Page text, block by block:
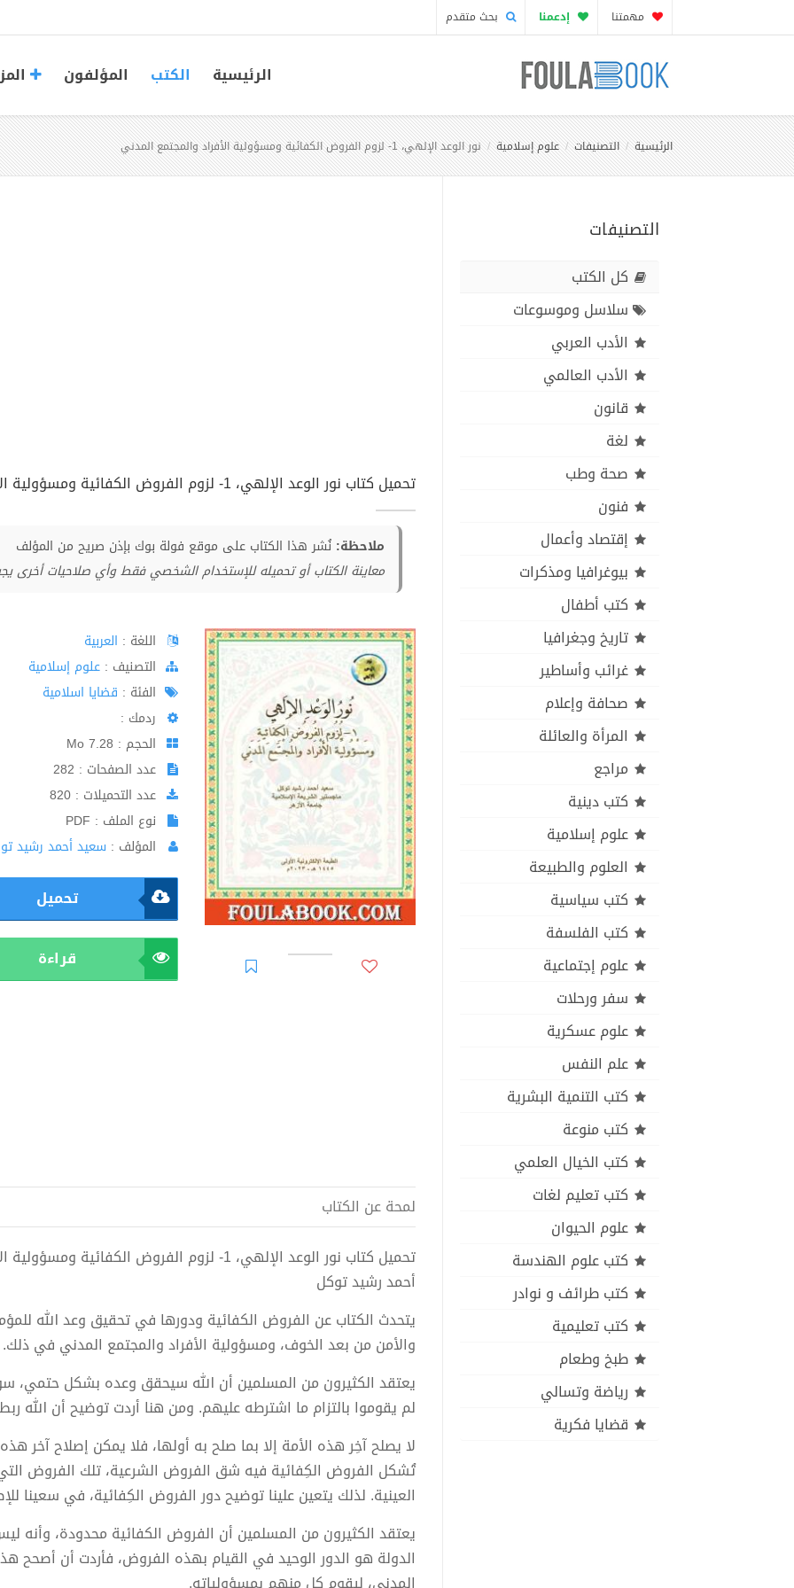
مهمتنا إدعمنا بحث متقدم
الرئيسية الكتب المؤلفون
الرئيسية التصنيفات علوم إسلامية نور الوعد الإلهي، 1- لزوم الفروض الكفائية ومسؤولية الأفراد والمجتمع المدني
التصنيفات
كل الكتب
سلاسل وموسوعات
الأدب العربي
الأدب العالمي
قانون
لغة
صحة وطب
فنون
إقتصاد وأعمال
بيوغرافيا ومذكرات
كتب أطفال
تاريخ وجغرافيا
غرائب وأساطير
صحافة وإعلام
المرأة والعائلة
مراجع
كتب دينية
علوم إسلامية
العلوم والطبيعة
كتب سياسية
كتب الفلسفة
علوم إجتماعية
سفر ورحلات
علوم عسكرية
علم النفس
كتب التنمية البشرية
كتب منوعة
كتب الخيال العلمي
كتب تعليم لغات
علوم الحيوان
كتب علوم الهندسة
كتب طرائف و نوادر
كتب تعليمية
طبخ وطعام
رياضة وتسالي
قضايا فكرية
تحميل كتاب نور الوعد الإلهي، 1- لزوم الفروض الكفائية ومسؤولية الأفراد والمجتمع المدني pdf
ملاحظة: نُشر هذا الكتاب على موقع فولة بوك بإذن صريح من المؤلف
معاينة الكتاب أو تحميله للإستخدام الشخصي فقط وأي صلاحيات أخرى
اللغة : العربية
اﻟﺘﺼﻨﻴﻒ : علوم إسلامية
الفئة : قضايا اسلامية
ردمك :
الحجم : 7.28 Mo
عدد الصفحات : 282
عدد التحميلات : 820
نوع الملف : PDF
المؤلف : سعيد أحمد رشيد
تحميل
قراءة
لمحة عن الكتاب
أحمد رشيد توكل
يتحدث الكتاب عن الفروض الكفائية ودورها في تحقيق وعد الله
والأمن من بعد الخوف، ومسؤولية الأفراد والمجتمع المدني في
يعتقد الكثيرون من المسلمين أن الله سيحقق وعده بشكل حتمي،
لم يقوموا بالتزام ما اشترطه عليهم. ومن هنا أردت توضيح أن الله
لا يصلح آخِر هذه الأمة إلا بما صلح به أولها، فلا يمكن إصلاح آخر
تُشكل الفروض الكِفائية فيه شق الفروض الشرعية، تلك الفروض
العينية. لذلك يتعين علينا توضيح دور الفروض الكِفائية، في سعينا
يعتقد الكثيرون من المسلمين أن الفروض الكفائية محدودة، وأنه
الدولة هو الدور الوحيد في القيام بهذه الفروض، فأردت أن أصحح